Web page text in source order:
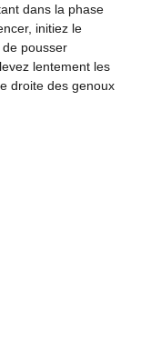
dans la phase
initiez le
pousser
lentement les
droite des genoux